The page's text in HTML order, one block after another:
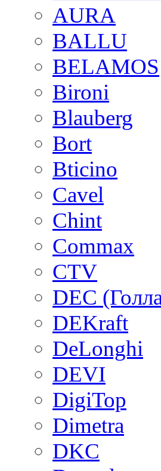
AURA
BALLU
BELAMOS
Bironi
Blauberg
Bort
Bticino
Cavel
Chint
Commax
CTV
DEC
DEKraft
DeLonghi
DEVI
DigiTop
Dimetra
DKC